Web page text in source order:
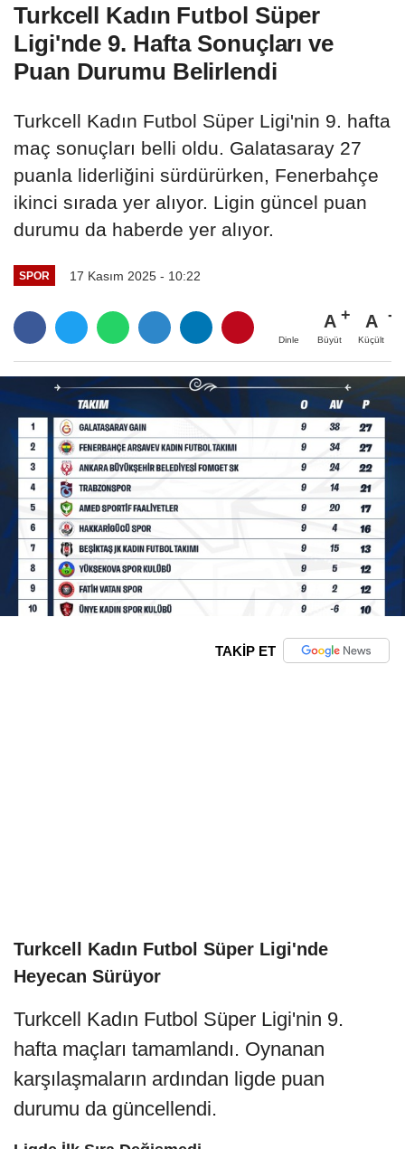
Turkcell Kadın Futbol Süper
Ligi'nde 9. Hafta Sonuçları ve
Puan Durumu Belirlendi
Turkcell Kadın Futbol Süper Ligi'nin 9. hafta
maç sonuçları belli oldu. Galatasaray 27
puanla liderliğini sürdürürken, Fenerbahçe
ikinci sırada yer alıyor. Ligin güncel puan
durumu da haberde yer alıyor.
SPOR 17 Kasım 2025 - 10:22
Dinle
A
Büyüt
A
Küçült
TAKİP ET
Turkcell Kadın Futbol Süper Ligi'nde
Heyecan Sürüyor
Turkcell Kadın Futbol Süper Ligi'nin 9.
hafta maçları tamamlandı. Oynanan
karşılaşmaların ardından ligde puan
durumu da güncellendi.